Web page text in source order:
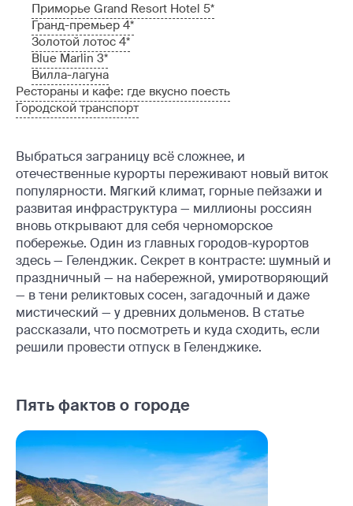
Приморье Grand Resort Hotel 5*
Гранд-премьер 4*
Золотой лотос 4*
Blue Marlin 3*
Вилла-лагуна
Рестораны и кафе: где вкусно поесть
Городской транспорт
Выбраться заграницу всё сложнее, и
отечественные курорты переживают новый виток
популярности. Мягкий климат, горные пейзажи и
развитая инфраструктура — миллионы россиян
вновь открывают для себя черноморское
побережье. Один из главных городов-курортов
здесь — Геленджик. Секрет в контрасте: шумный и
праздничный — на набережной, умиротворяющий
— в тени реликтовых сосен, загадочный и даже
мистический — у древних дольменов. В статье
рассказали, что посмотреть и куда сходить, если
решили провести отпуск в Геленджике.
Пять фактов о городе